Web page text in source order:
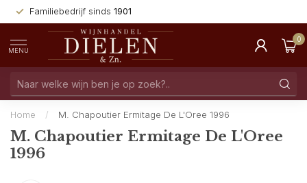
Familiebedrijf sinds 1901
MENU
0
Home / M. Chapoutier Ermitage De L'Oree 1996
M. Chapoutier Ermitage De L'Oree
1996